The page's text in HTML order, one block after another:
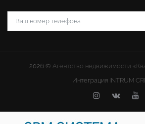
2026 © Агентство недвижимости
Интеграция INTRUM